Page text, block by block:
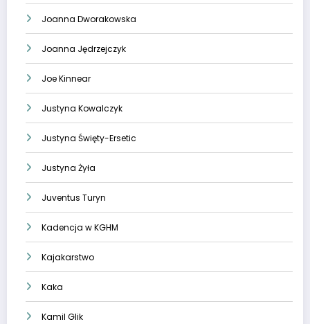
Joanna Dworakowska
Joanna Jędrzejczyk
Joe Kinnear
Justyna Kowalczyk
Justyna Święty-Ersetic
Justyna Żyła
Juventus Turyn
Kadencja w KGHM
Kajakarstwo
Kaka
Kamil Glik